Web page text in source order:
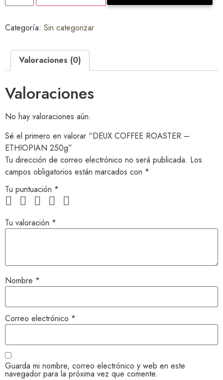
Categoría: Sin categorizar
Valoraciones (0)
Valoraciones
No hay valoraciones aún.
Sé el primero en valorar “DEUX COFFEE ROASTER –
ETHIOPIAN 250g”
Tu dirección de correo electrónico no será publicada. Los
campos obligatorios están marcados con *
Tu puntuación *
Tu valoración *
Nombre *
Correo electrónico *
Guarda mi nombre, correo electrónico y web en este
navegador para la próxima vez que comente.